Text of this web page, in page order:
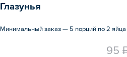
Глазунья
Минимальный заказ — 5 порций по 2 яйца
95